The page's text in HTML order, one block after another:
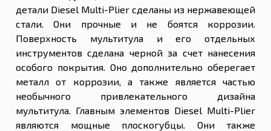
детали Diesel Multi-Plier сделаны из нержавеющей
стали. Они прочные и не боятся коррозии.
Поверхность мультитула и его отдельных
инструментов сделана черной за счет нанесения
особого покрытия. Оно дополнительно оберегает
металл от коррозии, а также является частью
необычного привлекательного дизайна
мультитула. Главным элементов Diesel Multi-Plier
являются мощные плоскогубцы. Они также